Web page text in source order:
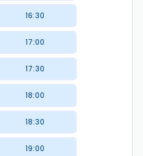
16:30
17:00
17:30
18:00
18:30
19:00